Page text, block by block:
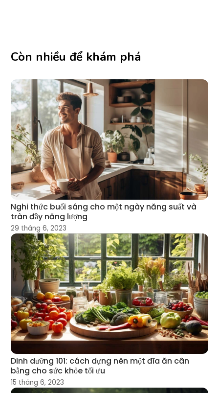
Còn nhiều để khám phá
Nghi thức buổi sáng cho một ngày năng suất và
tràn đầy năng lượng
29 tháng 6, 2023
Dinh dưỡng 101: cách dựng nên một đĩa ăn cân
bằng cho sức khỏe tối ưu
15 tháng 6, 2023